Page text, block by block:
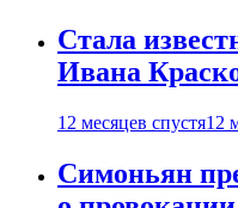
Стала
Ивана
12 месяцев спустя12
Симоньян